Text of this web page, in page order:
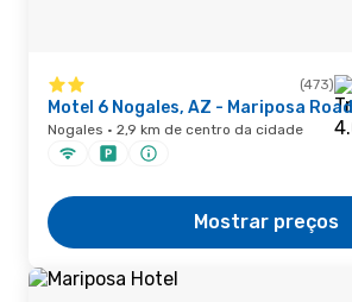
(473)
Motel 6 Nogales, AZ - Mariposa Road
Nogales · 2,9 km de centro da cidade
Mostrar preços